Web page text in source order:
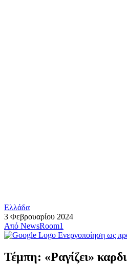
Ελλάδα
3 Φεβρουαρίου 2024
Από NewsRoom1
Ενεργοποίηση ως
Τέμπη: «Ραγίζει»